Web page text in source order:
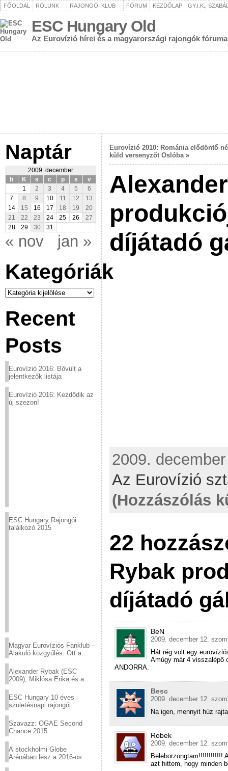
FŐOLDAL RÓLUNK RAJONGÓI KLUB FÓRUM KEZDŐLAP GY.I.K.,
ESC Hungary Old
Az Eurovízió hírei és a magyarországi rajongók fóruma
Naptár
2009. december
h
K s c p s
v
1
2 3 4 5
6
7
8 9 10 11 12
13
14
15 16 17 18 19
20
21
22 23 24 25 26
27
28
29 30 31
« nov jan »
Kategóriák
Kategóriák
Recent
Posts
Eurovízió 2016: Bővült a
jelentkezők listája
Eurovízió 2016: Kezdődik az
új szezon!
ESC Hungary Rajongói
találkozó 2015
Magyar Eurovíziós Fanklub –
Alakuló közgyűlés: Ott a
Alexander Rybak (ESC
2009), Miklósa Erika és a
sztárjai a Margitszigeten
ESC Hungary 10 éves
születésnapi rajongói
Szavazz: OGAE Second
Chance 2015
A stockholmi Globe
Arénában lesz a 2016-os
Eurovízió 2010: Románia elődöntő
küld versenyzőt Oslóba»
díjátadó
2009.
Az Eurovízió
(Hozzászólás
22
Rybak
díjátadó
BeN
2009. december 12.
Hát rég volt egy
Amúgy már 4 visszalépő
ANDORRA.
Besc
2009. december 12.
Na igen, mennyit húz
Robek
2009. december 12.
Beleborzongtam!!!!!!!!!!!!
azt hittem, hogy minden